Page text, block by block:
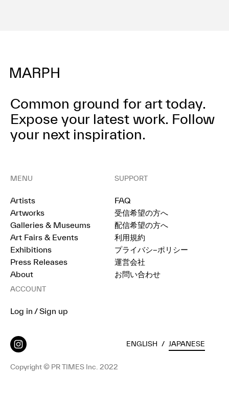
Common ground for art today.
Expose your latest work. Follow
your next inspiration.
MENU
Artists
Artworks
Galleries & Museums
Art Fairs & Events
Exhibitions
Press Releases
About
SUPPORT
FAQ
受信希望の方へ
配信希望の方へ
利用規約
プライバシ−ポリシー
運営会社
お問い合わせ
ACCOUNT
Log in / Sign up
Copyright © PR TIMES Inc. 2022
ENGLISH / JAPANESE